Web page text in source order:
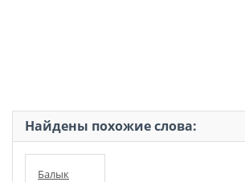
Найдены похожие слова:
Балык